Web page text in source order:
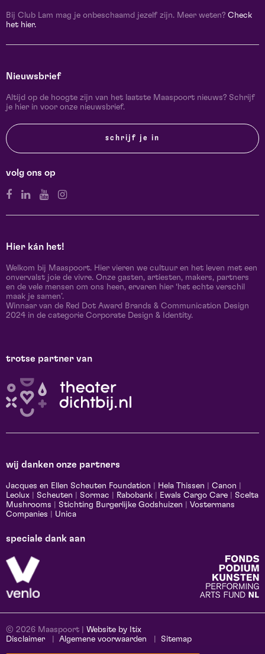
Bij Club Lam mag je onbeschaamd jezelf zijn. Meer weten? Check
het hier.
Nieuwsbrief
Altijd op de hoogte zijn van het laatste Maaspoort nieuws? Schrijf
je hier in voor onze nieuwsbrief.
schrijf je in
volg ons op
Hier kán het!
Welkom bij Maaspoort. Hier vieren we cultuur en het leven met een
onvervalst joie de vivre. Onze gasten, artiesten, makers, partners
en de vele mensen om ons heen, ervaren hier ‘het echte verschil
maak je samen’.
Winnaar van de Red Dot Award Brands & Communication Design
2024 in de categorie Corporate Design & Identity.
trotse partner van
wij danken onze partners
Jacques en Ellen Scheuten Foundation Hela Thissen Canon
Leolux
Scheuten Sormac Rabobank Ewals Cargo Care
Scelta
Mushrooms
Stichting Burgerlijke Godshuizen
Vostermans
Companies
Unica
speciale dank aan
© 2026 Maaspoort | Website by Itix
Disclaimer
Algemene voorwaarden Sitemap